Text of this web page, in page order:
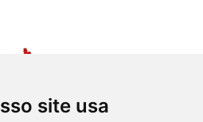
site usa